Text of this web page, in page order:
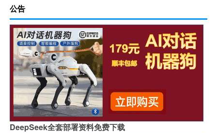
公告
DeepSeek全套部署资料免费下载